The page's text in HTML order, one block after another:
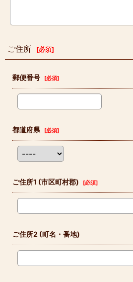
ご住所 [必須]
郵便番号 [必須]
都道府県 [必須]
ご住所1 (市区町村郡) [必須]
ご住所2 (町名・番地)